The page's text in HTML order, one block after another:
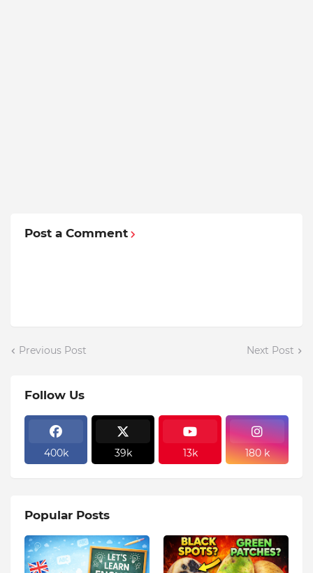
Post a Comment
Previous Post Next Post
Follow Us
400k 39k 13k 180 k
Popular Posts